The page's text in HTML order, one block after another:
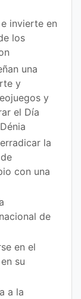
invierte en
los
una
y
y
el Día
la
con una
de
en el
su
a la